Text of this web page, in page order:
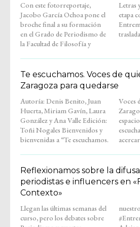
Con este fotorreportaje,
Jacobo García Ochoa pone el
broche final a su formación
en el Grado de Periodismo de
la Facultad de Filosofía y
Letras y cierra también su
etapa como colaborador de
Entremedios. Su trabajo nos
Te escuchamos. Voces de
Zaragoza para quedarse
Autoría: Denis Benito, Juan
Huerta, Miriam Gavín, Laura
González y Ana Valle Edición:
Toñi Nogales Bienvenidos y
bienvenidas a “Te escuchamos.
Voces de quienes llegaron a
Zaragoza para quedarse”. Un
espacio tranquilo, hecho para
escuchar sin prisas y
Reflexionamos sobre la
periodistas e influencers en
Contexto»
Llegan las últimas semanas del
curso, pero los debates sobre
nuestro propio podcast de
#Entremedios. Laura Jiménez,